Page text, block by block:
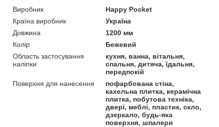
Виробник
Happy Pocket
Країна виробник
Україна
Довжина
1200 мм
Колір
Бежевий
Область застосування
наліпки
кухня, ванна, вітальня,
спальня, дитяча, їдальня,
передпокій
Поверхня для нанесення
пофарбована стіна,
кахельна плитка, керамічна
плитка, побутова техніка,
двері, меблі, пластик, скло,
дзеркало, будь-яка
поверхня, шпалери